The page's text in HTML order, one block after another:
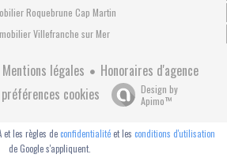
Roquebrune Cap Martin
Villefranche sur Mer
Mentions légales
Honoraires d'agence
cookies
Design by
Apimo™
et les règles deconfidentialitéet les conditions d'utilisation
de Google s'appliquent.